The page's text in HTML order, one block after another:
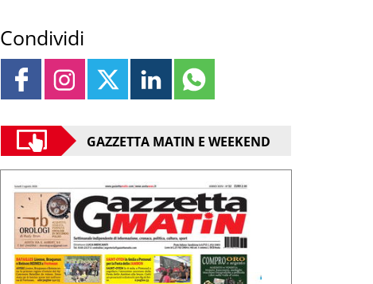
Condividi
GAZZETTA MATIN E WEEKEND